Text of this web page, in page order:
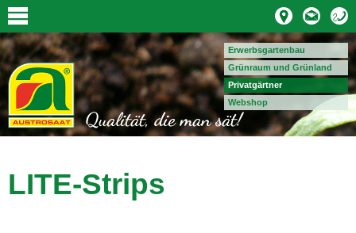
Erwerbsgartenbau
Grünraum und Grünland
Privatgärtner
Webshop
LITE-Strips